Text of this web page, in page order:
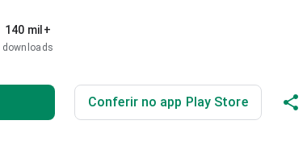
140 mil+
downloads
Conferir no app Play Store